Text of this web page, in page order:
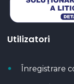
Utilizatori
Înregistrare